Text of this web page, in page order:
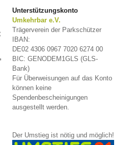
Unterstützungskonto
Umkehrbar e.V.
Trägerverein der Parkschützer
IBAN:
DE02 4306 0967 7020 6274 00
BIC: GENODEM1GLS (GLS-
Bank)
Für Überweisungen auf das Konto
können keine
Spendenbescheinigungen
ausgestellt werden.
Der Umstieg ist nötig und möglich!